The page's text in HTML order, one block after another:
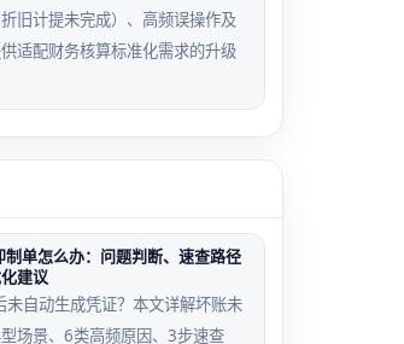
旧计提未完成）、高频误操作及
适配财务核算标准化需求的升级
制单怎么办：问题判断、速查路径
建议
未自动生成凭证？本文详解坏账未
场景、6类高频原因、3步速查